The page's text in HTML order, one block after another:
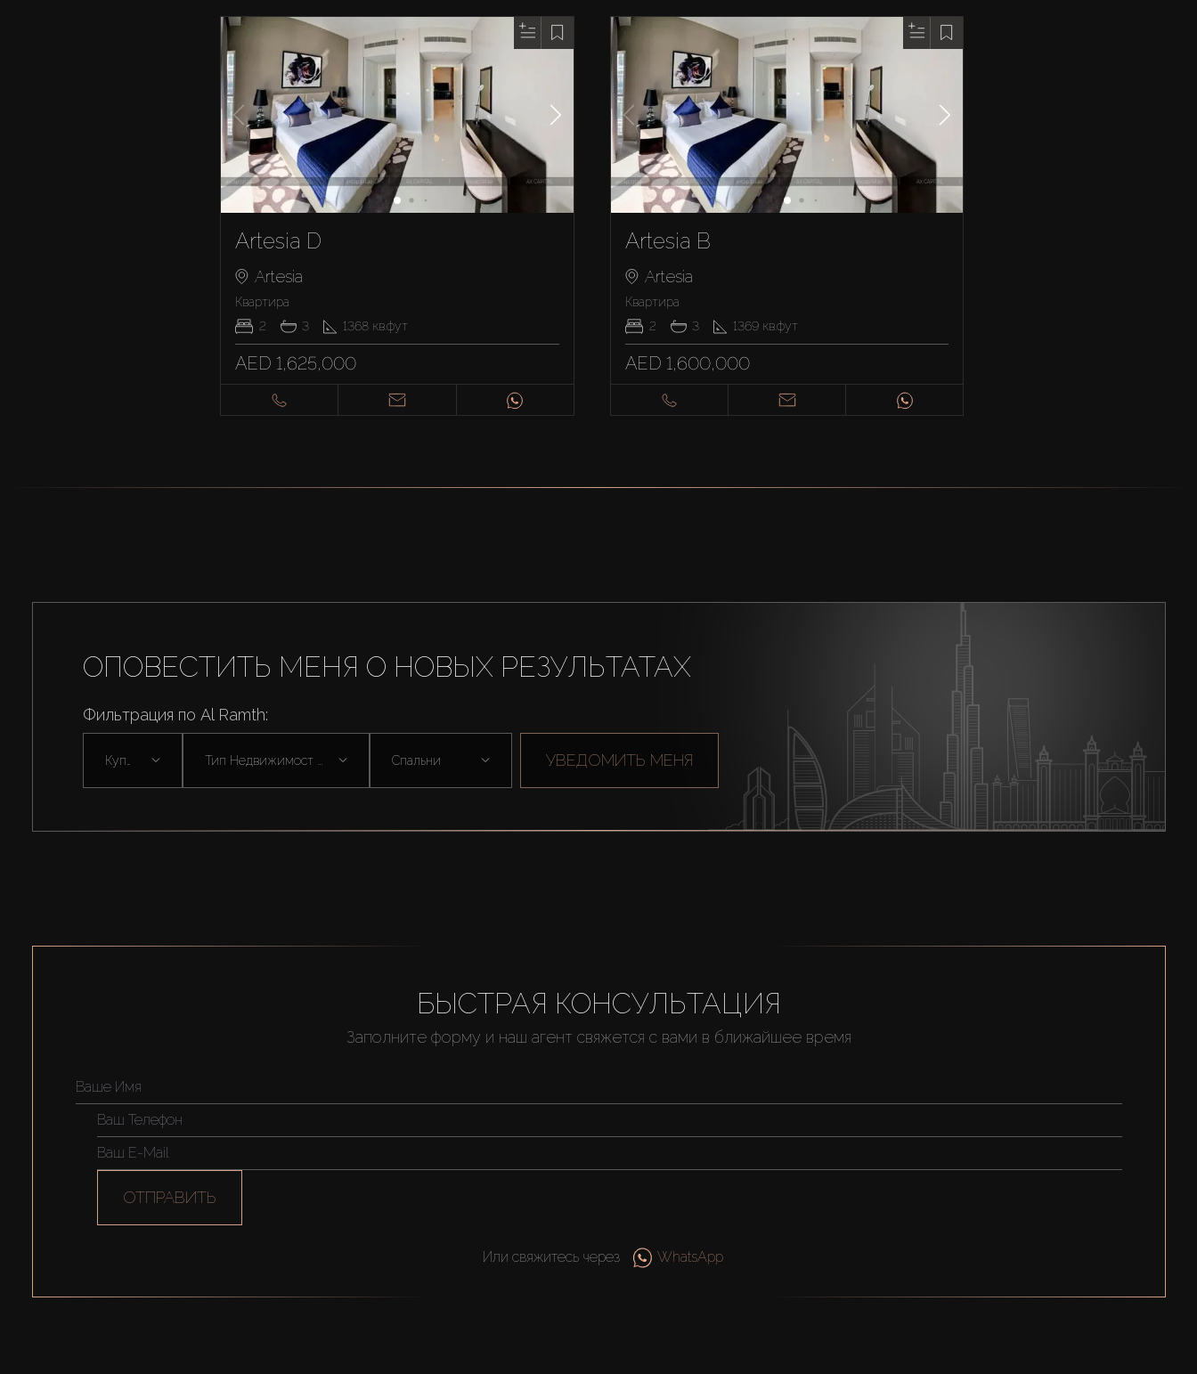
Artesia D
Artesia
Квартира
2
3 1368 кв.фут
AED 1,625,000
Artesia B
Artesia
Квартира
2
3 1369 кв.фут
AED 1,600,000
ОПОВЕСТИТЬ МЕНЯ О НОВЫХ РЕЗУЛЬТАТАХ
Фильтрация по Al Ramth:
Тип Недвижимост ... Спальни УВЕДОМИТЬ МЕНЯ
БЫСТРАЯ КОНСУЛЬТАЦИЯ
Заполните форму и наш агент свяжется с вами в ближайшее время
ОТПРАВИТЬ
Или свяжитесь через WhatsApp